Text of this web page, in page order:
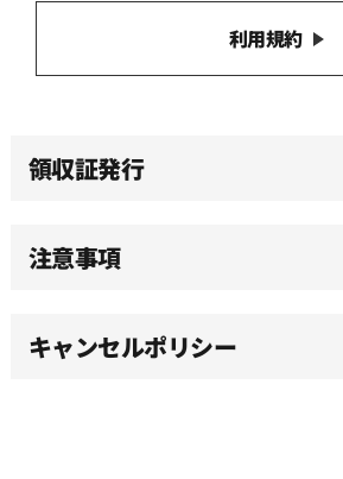
16:00
利用規約
領収証発行
注意事項
キャンセルポリシー